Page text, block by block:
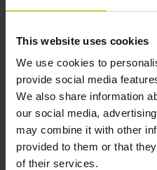
This website uses cookies
We use cookies to
provide social media
We also share information
our social media,
may combine it with other
provided to them or that
of their services.
PUR Ø 5,1 mm
Kabellänge
1,50 m
Ausgangssignal